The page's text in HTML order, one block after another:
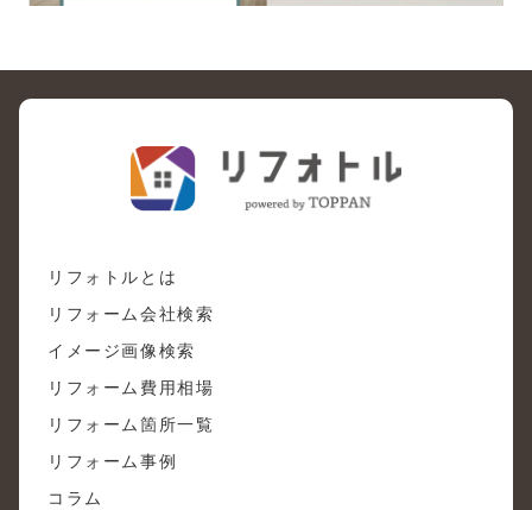
リフォトルとは
リフォーム会社検索
イメージ画像検索
リフォーム費用相場
リフォーム箇所一覧
リフォーム事例
コラム